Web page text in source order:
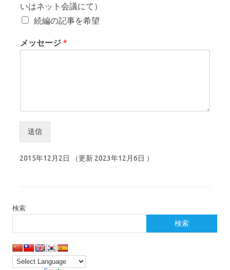
いはネット会議にて）
続編の記事を希望
メッセージ *
送信
2015年12月2日 （更新 2023年12月6日 ）
検索
検索